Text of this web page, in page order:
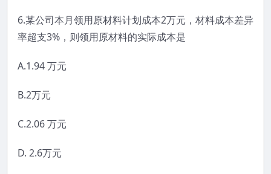
6.某公司本月领用原材料计划成本2万元，材料成本差异
率超支3%，则领用原材料的实际成本是
A.1.94 万元
B.2万元
C.2.06 万元
D. 2.6万元